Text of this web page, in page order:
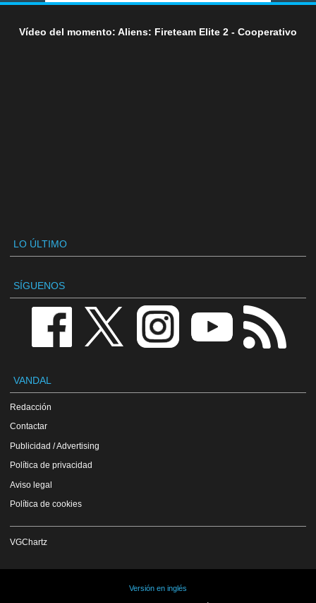
Vídeo del momento: Aliens: Fireteam Elite 2 - Cooperativo
LO ÚLTIMO
SÍGUENOS
VANDAL
Redacción
Contactar
Publicidad / Advertising
Política de privacidad
Aviso legal
Política de cookies
VGChartz
Versión en inglés